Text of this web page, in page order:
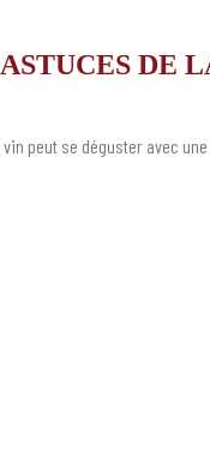
DE
vin peut se déguster avec